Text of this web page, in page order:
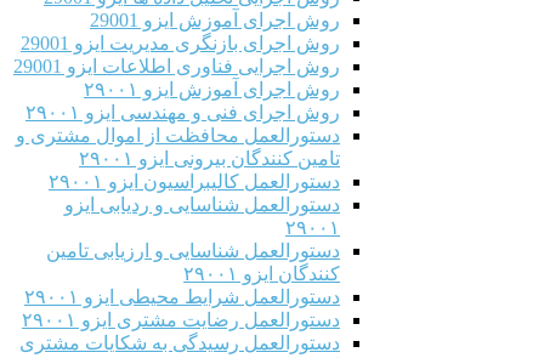
روش اجرای آموزش ایزو 29001
روش اجرای بازنگری مدیریت ایزو 29001
روش اجرایی فناوری اطلاعات ایزو 29001
روش اجرای آموزش ایزو ۲۹۰۰۱
روش اجرای فنی و مهندسی ایزو ۲۹۰۰۱
دستورالعمل محافظت از اموال مشتری و
تامین کنندگان بیرونی ایزو ۲۹۰۰۱
دستورالعمل کالیبراسیون ایزو ۲۹۰۰۱
دستورالعمل شناسایی و ردیابی ایزو
۲۹۰۰۱
دستورالعمل شناسایی و ارزیابی تامین
کنندگان ایزو ۲۹۰۰۱
دستورالعمل شرایط محیطی ایزو ۲۹۰۰۱
دستورالعمل رضایت مشتری ایزو ۲۹۰۰۱
دستورالعمل رسیدگی به شکایات مشتری